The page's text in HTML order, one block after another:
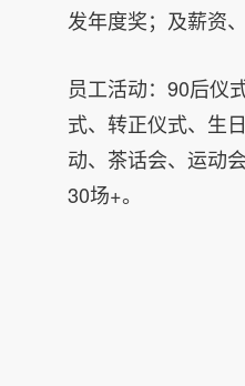
发年度奖；及薪资
员工活动：90后仪
式、转正仪式、生
动、茶话会、运动
30场+。